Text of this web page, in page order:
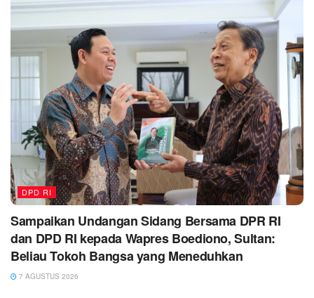
DPD RI
Sampaikan Undangan Sidang Bersama DPR RI
dan DPD RI kepada Wapres Boediono, Sultan:
Beliau Tokoh Bangsa yang Meneduhkan
7 AGUSTUS 2026